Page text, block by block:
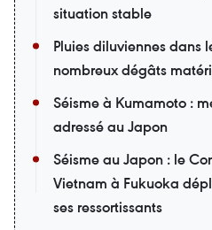
situation stable
Pluies diluviennes dans
nombreux dégâts
Séisme à Kumamoto :
adressé au Japon
Séisme au Japon : le
Vietnam à Fukuoka
ses ressortissants